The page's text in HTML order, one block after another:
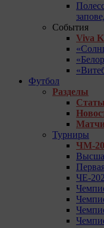
События
Viva
Футбол
Разделы
Турниры
ЧМ-
ЧЕ-